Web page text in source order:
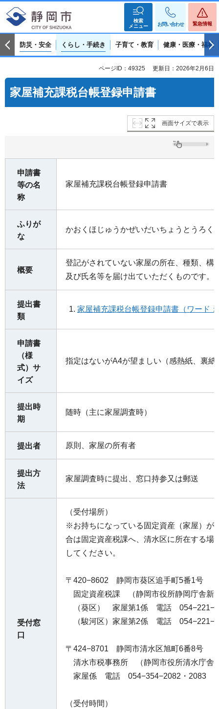
検索
メニュー
お問い合わせ 緊急情報
防災・安全 くらし・手続き 子育て・教育 健康・医療・福祉
ページID：49325 更新日：2026年2月6日
家屋補充課税台帳登録申請書
画面サイズで表示
申請書
等の名
称
家屋補充課税台帳登録申請書
ふりが
な
かおくほじゅうかぜいだいちょうとうろく
概要
登記がされていない家屋の所在、種類、構
及び氏名等を届け出ていただくものです。
提出書
類
家屋補充課税台帳登録申請書（ワード
申請書
（様
式）サ
イズ
指定はないがA4が望ましい（感熱紙、裏紙
提出時
期
随時（主に家屋調査時）
提出者 原則、家屋の所有者
提出方
法
家屋調査時に提出、窓口持参又は郵送
受付窓
口
（受付場所）
※お持ちになっている固定資産（家屋）が
合は固定資産税課へ、清水区に所在する場
してください。
〒420−8602 静岡市葵区追手町5番1号
固定資産税課 （静岡市役所静岡庁舎新
（葵区） 家屋第1係 電話
（駿河区）家屋第2係 電話
〒424−8701 静岡市清水区旭町6番8号
清水市税事務所 （静岡市役所清水庁舎
家屋係 電話 054−354−2082・2083
（受付時間）